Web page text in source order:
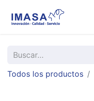
Todos los productos